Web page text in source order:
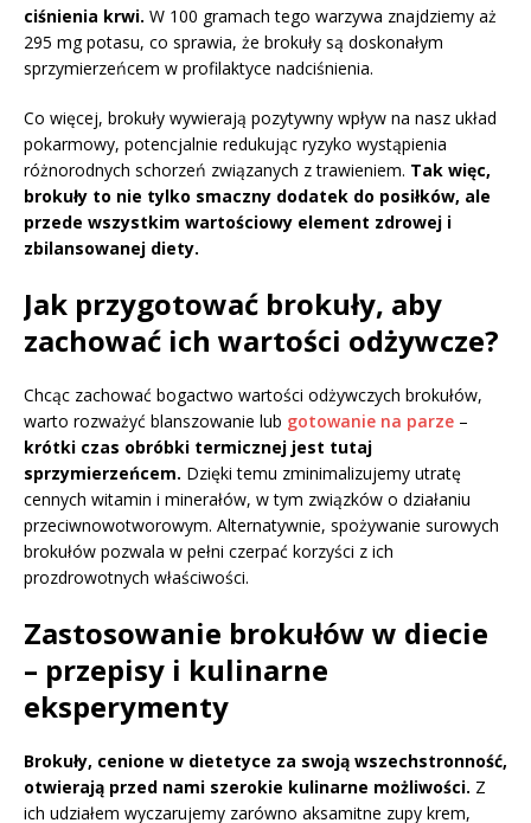
ciśnienia krwi. W 100 gramach tego warzywa znajdziemy aż
295 mg potasu, co sprawia, że brokuły są doskonałym
sprzymierzeńcem w profilaktyce nadciśnienia.
Co więcej, brokuły wywierają pozytywny wpływ na nasz układ
pokarmowy, potencjalnie redukując ryzyko wystąpienia
różnorodnych schorzeń związanych z trawieniem. Tak więc,
brokuły to nie tylko smaczny dodatek do posiłków, ale
przede wszystkim wartościowy element zdrowej i
zbilansowanej diety.
Jak przygotować brokuły, aby
zachować ich wartości odżywcze?
Chcąc zachować bogactwo wartości odżywczych brokułów,
warto rozważyć blanszowanie lub gotowanie na parze –
krótki czas obróbki termicznej jest tutaj
sprzymierzeńcem. Dzięki temu zminimalizujemy utratę
cennych witamin i minerałów, w tym związków o działaniu
przeciwnowotworowym. Alternatywnie, spożywanie surowych
brokułów pozwala w pełni czerpać korzyści z ich
prozdrowotnych właściwości.
Zastosowanie brokułów w diecie
– przepisy i kulinarne
eksperymenty
Brokuły, cenione w dietetyce za swoją wszechstronność,
otwierają przed nami szerokie kulinarne możliwości. Z
ich udziałem wyczarujemy zarówno aksamitne zupy krem,